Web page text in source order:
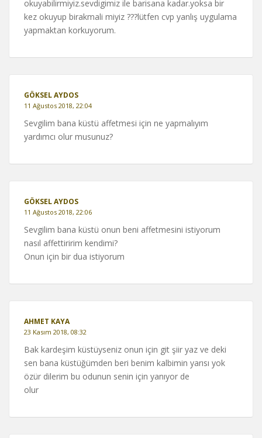
okuyabilirmiyiz.sevdigimiz ile barisana kadar.yoksa bir
kez okuyup birakmali miyiz ???lütfen cvp yanlış uygulama
yapmaktan korkuyorum.
GÖKSEL AYDOS
11 Ağustos 2018, 22:04
Sevgilim bana küstü affetmesi için ne yapmalıyım
yardımcı olur musunuz?
GÖKSEL AYDOS
11 Ağustos 2018, 22:06
Sevgilim bana küstü onun beni affetmesini istiyorum
nasıl affettiririm kendimi?
Onun için bir dua istiyorum
AHMET KAYA
23 Kasım 2018, 08:32
Bak kardeşim küstüyseniz onun için git şiir yaz ve deki
sen bana küstüğümden beri benim kalbimin yarısı yok
özür dilerim bu odunun senin için yanıyor de
olur